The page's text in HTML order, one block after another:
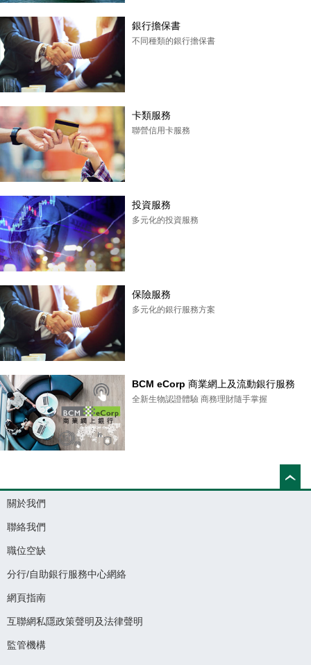
銀行擔保書
不同種類的銀行擔保書
卡類服務
聯營信用卡服務
投資服務
多元化的投資服務
保險服務
多元化的銀行服務方案
BCM eCorp 商業網上及流動銀行服務
全新生物認證體驗 商務理財隨手掌握
關於我們
聯絡我們
職位空缺
分行/自助銀行服務中心網絡
網頁指南
互聯網私隱政策聲明及法律聲明
監管機構